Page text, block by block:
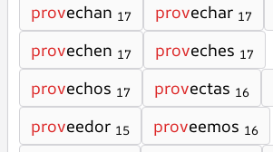
provechan 17 provechar 17
provechen 17 proveches 17
provechos 17 provectas 16
proveedor 15 proveemos 16